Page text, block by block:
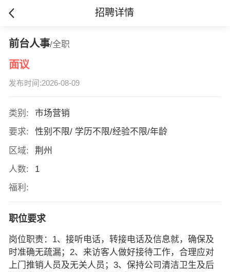
招聘详情
前台人事/全职
面议
发布时间:2026-08-09
类别:
市场营销
要求:
性别不限/ 学历不限/经验不限/年龄
区域:
荆州
人数:
1
福利:
职位要求
岗位职责：1、接听电话，转接电话及信息就，确保及
时准确无疏漏；2、来访客人做好接待工作，合理应对
上门推销人员及无关人员；3、保持公司清洁卫生及后